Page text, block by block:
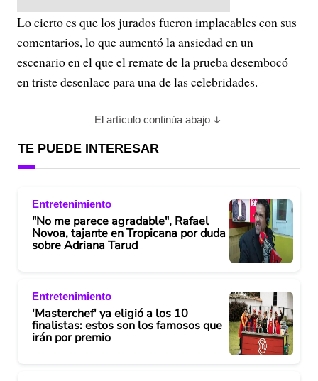
Lo cierto es que los jurados fueron implacables con sus
comentarios, lo que aumentó la ansiedad en un
escenario en el que el remate de la prueba desembocó
en triste desenlace para una de las celebridades.
El artículo continúa abajo
TE PUEDE INTERESAR
Entretenimiento
"No me parece agradable", Rafael
Novoa, tajante en Tropicana por duda
sobre Adriana Tarud
Entretenimiento
'Masterchef' ya eligió a los 10
finalistas: estos son los famosos que
irán por premio